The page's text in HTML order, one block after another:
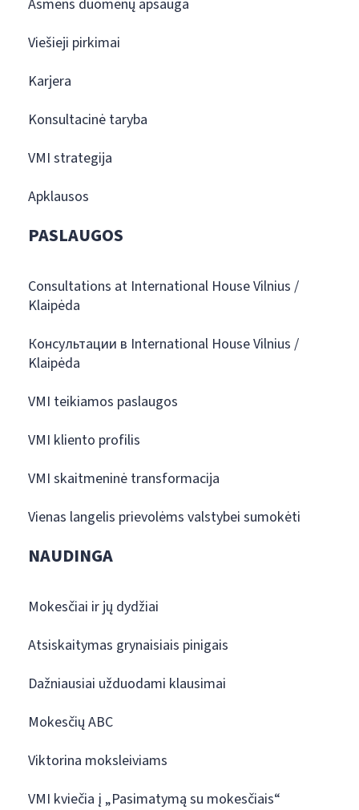
Asmens duomenų apsauga
Viešieji pirkimai
Karjera
Konsultacinė taryba
VMI strategija
Apklausos
PASLAUGOS
Consultations at International House Vilnius /
Klaipėda
Консультации в International House Vilnius /
Klaipėda
VMI teikiamos paslaugos
VMI kliento profilis
VMI skaitmeninė transformacija
Vienas langelis prievolėms valstybei sumokėti
NAUDINGA
Mokesčiai ir jų dydžiai
Atsiskaitymas grynaisiais pinigais
Dažniausiai užduodami klausimai
Mokesčių ABC
Viktorina moksleiviams
VMI kviečia į „Pasimatymą su mokesčiais“